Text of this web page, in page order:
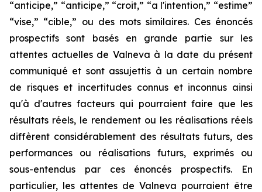
“anticipe,” “anticipe,” “croit,” “a l'intention,” “estime”
“vise,” “cible,” ou des mots similaires. Ces énoncés
prospectifs sont basés en grande partie sur les
attentes actuelles de Valneva à la date du présent
communiqué et sont assujettis à un certain nombre
de risques et incertitudes connus et inconnus ainsi
qu'à d'autres facteurs qui pourraient faire que les
résultats réels, le rendement ou les réalisations réels
diffèrent considérablement des résultats futurs, des
performances ou réalisations futurs, exprimés ou
sous-entendus par ces énoncés prospectifs. En
particulier, les attentes de Valneva pourraient être